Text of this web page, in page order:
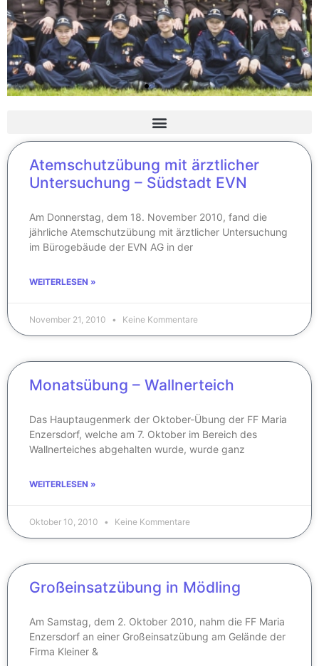
Atemschutzübung mit ärztlicher
Untersuchung – Südstadt EVN
Am Donnerstag, dem 18. November 2010, fand die
jährliche Atemschutzübung mit ärztlicher Untersuchung
im Bürogebäude der EVN AG in der
WEITERLESEN »
November 21, 2010 Keine Kommentare
Monatsübung – Wallnerteich
Das Hauptaugenmerk der Oktober-Übung der FF Maria
Enzersdorf, welche am 7. Oktober im Bereich des
Wallnerteiches abgehalten wurde, wurde ganz
WEITERLESEN »
Oktober 10, 2010 Keine Kommentare
Großeinsatzübung in Mödling
Am Samstag, dem 2. Oktober 2010, nahm die FF Maria
Enzersdorf an einer Großeinsatzübung am Gelände der
Firma Kleiner &